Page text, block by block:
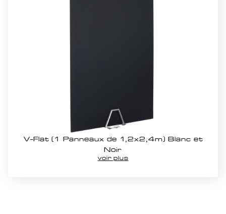
V-Flat (1 Panneaux de 1,2x2,4m) Blanc et
Noir
voir plus